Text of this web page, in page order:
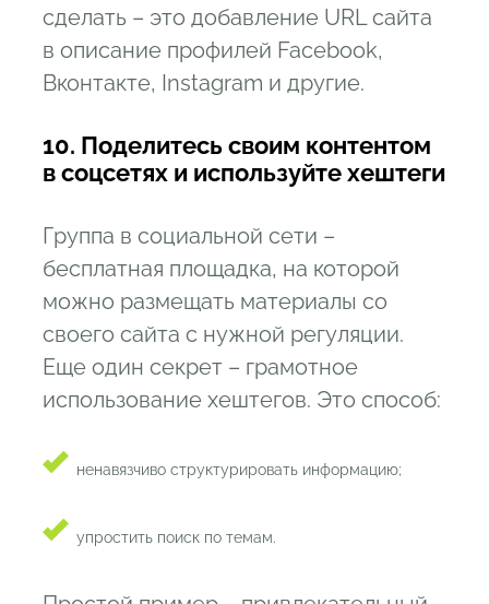
сделать – это добавление URL сайта
в описание профилей Facebook,
Вконтакте, Instagram и другие.
10. Поделитесь своим контентом
в соцсетях и используйте хештеги
Группа в социальной сети –
бесплатная площадка, на которой
можно размещать материалы со
своего сайта с нужной регуляции.
Еще один секрет – грамотное
использование хештегов. Это способ:
ненавязчиво структурировать информацию;
упростить поиск по темам.